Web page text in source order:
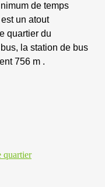
de temps
un atout
quartier du
la station de bus
756 m .
quartier